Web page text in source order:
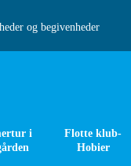
og begivenheder
i
Flotte klub-
Hobier